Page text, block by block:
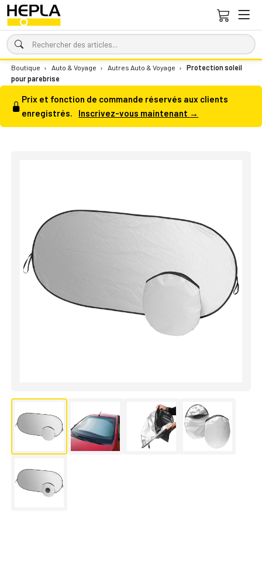
Boutique › Auto & Voyage › Autres Auto & Voyage ›
Protection soleil
pour parebrise
Prix et fonction de commande réservés aux clients
enregistrés.
Inscrivez-vous maintenant →